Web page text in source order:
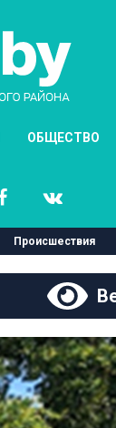
ОБЩЕСТВО
Происшествия